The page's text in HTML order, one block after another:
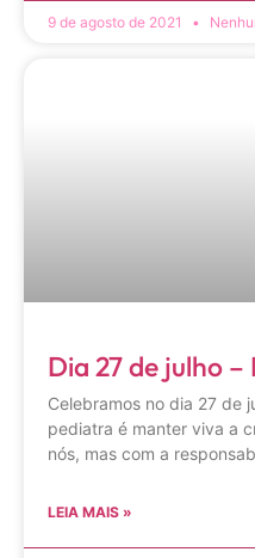
9 de agosto de 2021
Dia 27 de julho
Celebramos no dia 27 de
pediatra é manter viva a
nós, mas com a
LEIA MAIS »